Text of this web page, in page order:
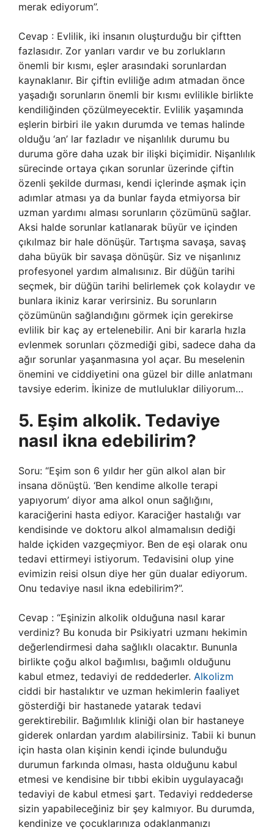
merak ediyorum”.
Cevap : Evlilik, iki insanın oluşturduğu bir çiftten
fazlasıdır. Zor yanları vardır ve bu zorlukların
önemli bir kısmı, eşler arasındaki sorunlardan
kaynaklanır. Bir çiftin evliliğe adım atmadan önce
yaşadığı sorunların önemli bir kısmı evlilikle birlikte
kendiliğinden çözülmeyecektir. Evlilik yaşamında
eşlerin birbiri ile yakın durumda ve temas halinde
olduğu ‘an’ lar fazladır ve nişanlılık durumu bu
duruma göre daha uzak bir ilişki biçimidir. Nişanlılık
sürecinde ortaya çıkan sorunlar üzerinde çiftin
özenli şekilde durması, kendi içlerinde aşmak için
adımlar atması ya da bunlar fayda etmiyorsa bir
uzman yardımı alması sorunların çözümünü sağlar.
Aksi halde sorunlar katlanarak büyür ve içinden
çıkılmaz bir hale dönüşür. Tartışma savaşa, savaş
daha büyük bir savaşa dönüşür. Siz ve nişanlınız
profesyonel yardım almalısınız. Bir düğün tarihi
seçmek, bir düğün tarihi belirlemek çok kolaydır ve
bunlara ikiniz karar verirsiniz. Bu sorunların
çözümünün sağlandığını görmek için gerekirse
evlilik bir kaç ay ertelenebilir. Ani bir kararla hızla
evlenmek sorunları çözmediği gibi, sadece daha da
ağır sorunlar yaşanmasına yol açar. Bu meselenin
önemini ve ciddiyetini ona güzel bir dille anlatmanı
tavsiye ederim. İkinize de mutluluklar diliyorum…
5. Eşim alkolik. Tedaviye
nasıl ikna edebilirim?
Soru: “Eşim son 6 yıldır her gün alkol alan bir
insana dönüştü. ‘Ben kendime alkolle terapi
yapıyorum’ diyor ama alkol onun sağlığını,
karaciğerini hasta ediyor. Karaciğer hastalığı var
kendisinde ve doktoru alkol almamalısın dediği
halde içkiden vazgeçmiyor. Ben de eşi olarak onu
tedavi ettirmeyi istiyorum. Tedavisini olup yine
evimizin reisi olsun diye her gün dualar ediyorum.
Onu tedaviye nasıl ikna edebilirim?”.
Cevap : “Eşinizin alkolik olduğuna nasıl karar
verdiniz? Bu konuda bir Psikiyatri uzmanı hekimin
değerlendirmesi daha sağlıklı olacaktır. Bununla
birlikte çoğu alkol bağımlısı, bağımlı olduğunu
kabul etmez, tedaviyi de reddederler. Alkolizm
ciddi bir hastalıktır ve uzman hekimlerin faaliyet
gösterdiği bir hastanede yatarak tedavi
gerektirebilir. Bağımlılık kliniği olan bir hastaneye
giderek onlardan yardım alabilirsiniz. Tabii ki bunun
için hasta olan kişinin kendi içinde bulunduğu
durumun farkında olması, hasta olduğunu kabul
etmesi ve kendisine bir tıbbi ekibin uygulayacağı
tedaviyi de kabul etmesi şart. Tedaviyi reddederse
sizin yapabileceğiniz bir şey kalmıyor. Bu durumda,
kendinize ve çocuklarınıza odaklanmanızı